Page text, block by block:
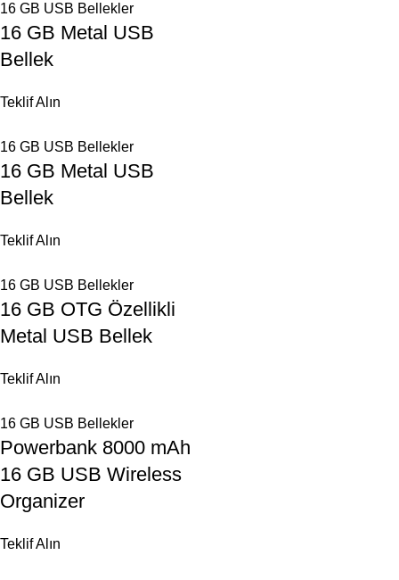
16 GB USB Bellekler
16 GB Metal USB
Bellek
Teklif Alın
16 GB USB Bellekler
16 GB Metal USB
Bellek
Teklif Alın
16 GB USB Bellekler
16 GB OTG Özellikli
Metal USB Bellek
Teklif Alın
16 GB USB Bellekler
Powerbank 8000 mAh
16 GB USB Wireless
Organizer
Teklif Alın